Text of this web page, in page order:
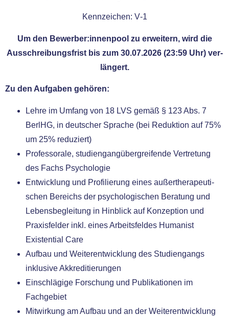
Kennzeichen: V‑1
Um den Bewerber:innenpool zu erwei­tern, wird die
Ausschreibungsfrist bis zum 30.07.2026 (23:59 Uhr) ver­
län­gert.
Zu den Aufgaben gehö­ren:
Lehre im Umfang von 18 LVS gemäß § 123 Abs. 7
BerlHG, in deut­scher Sprache (bei Reduktion auf 75%
um 25% redu­ziert)
Professorale, stu­di­en­gang­über­grei­fen­de Vertretung
des Fachs Psychologie
Entwicklung und Profilierung eines außer­the­ra­peu­ti­
schen Bereichs der psy­cho­lo­gi­schen Beratung und
Lebensbegleitung in Hinblick auf Konzeption und
Praxisfelder inkl. eines Arbeitsfeldes Humanist
Existential Care
Aufbau und Weiterentwicklung des Studiengangs
inklu­si­ve Akkreditierungen
Einschlägige Forschung und Publikationen im
Fachgebiet
Mitwirkung am Aufbau und an der Weiterentwicklung